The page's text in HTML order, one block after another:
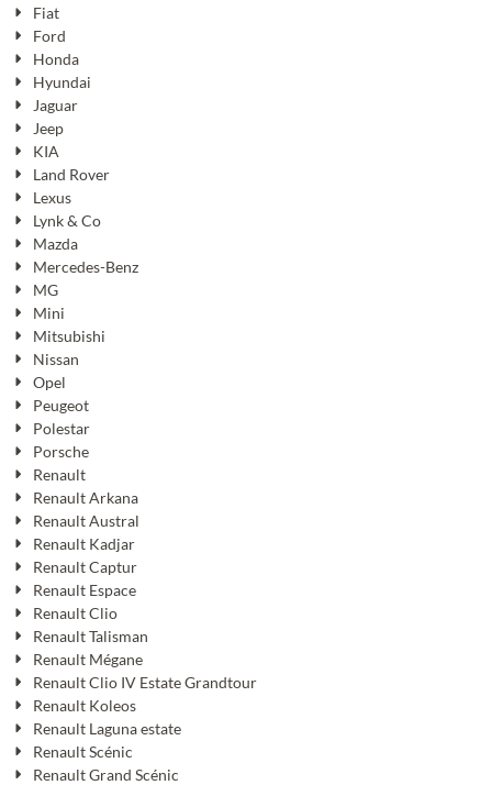
Fiat
Ford
Honda
Hyundai
Jaguar
Jeep
KIA
Land Rover
Lexus
Lynk & Co
Mazda
Mercedes-Benz
MG
Mini
Mitsubishi
Nissan
Opel
Peugeot
Polestar
Porsche
Renault
Renault Arkana
Renault Austral
Renault Kadjar
Renault Captur
Renault Espace
Renault Clio
Renault Talisman
Renault Mégane
Renault Clio IV Estate Grandtour
Renault Koleos
Renault Laguna estate
Renault Scénic
Renault Grand Scénic